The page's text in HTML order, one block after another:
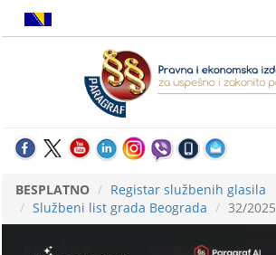
BESPLATNO
Registar službenih glasila
Službeni list grada Beograda
32/2025